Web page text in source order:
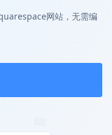
网站，无需编